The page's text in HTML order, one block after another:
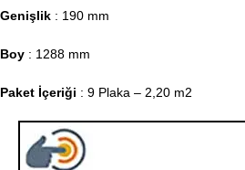
Genişlik : 190 mm
Boy : 1288 mm
Paket İçeriği : 9 Plaka – 2,20 m2